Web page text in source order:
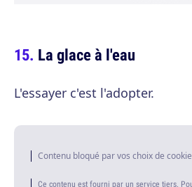
La glace à l'eau
L'essayer c'est l'adopter.
Contenu bloqué par vos choix de
Ce contenu est fourni par un service tiers.